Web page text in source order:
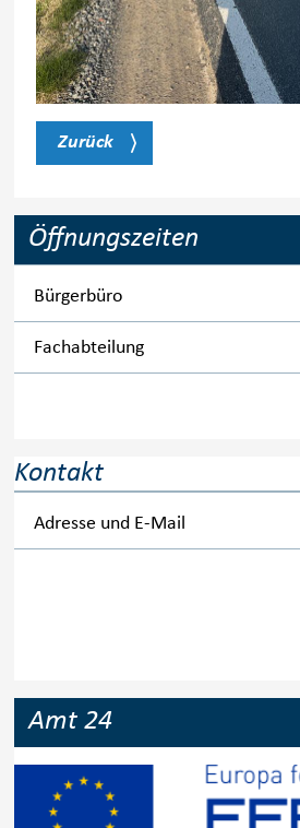
Zurück
Öffnungszeiten
Bürgerbüro
Fachabteilung
Kontakt
Adresse und E-Mail
Amt 24